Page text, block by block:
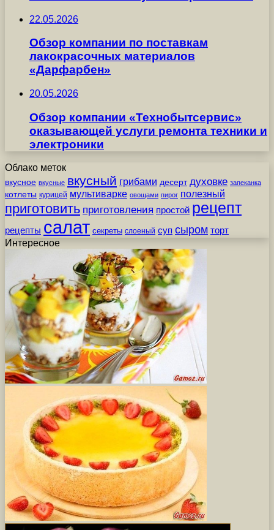
22.05.2026
Обзор компании по поставкам
лакокрасочных материалов
«Дарфарбен»
20.05.2026
Обзор компании «Технобытсервис»
оказывающей услуги ремонта техники и
электроники
Облако меток
вкусное вкусные вкусный грибами десерт духовке запеканка
котлеты курицей мультиварке овощами пирог полезный
приготовить приготовления простой рецепт
рецепты салат секреты слоеный суп сыром торт
Интересное